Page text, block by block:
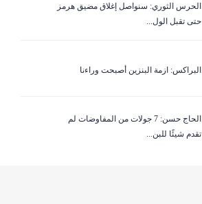
الحرس الثوري: سنواصل إغلاق مضيق هرمز
حتى تقبل الول...
البراكس: ازمة البنزين أصبحت وراءنا
الحاج حسن: 7 جولات من المفاوضات لم
تقدم شيئًا للبن...